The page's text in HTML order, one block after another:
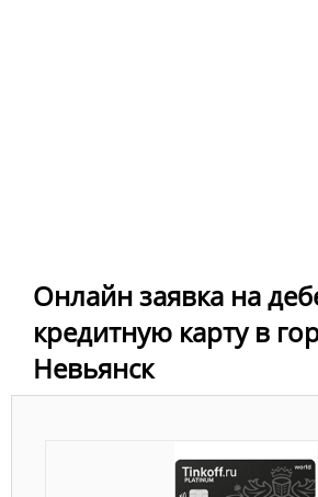
Онлайн заявка на
кредитную карту в
Невьянск